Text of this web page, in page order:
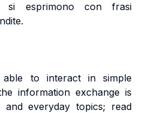
si esprimono con frasi
to interact in simple
information exchange is
and everyday topics; read